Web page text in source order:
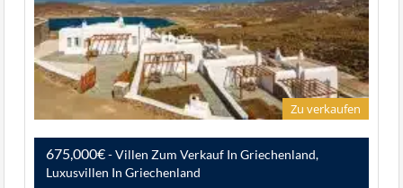
Zu verkaufen
675,000€- Villen Zum Verkauf In Griechenland,
Luxusvillen In Griechenland